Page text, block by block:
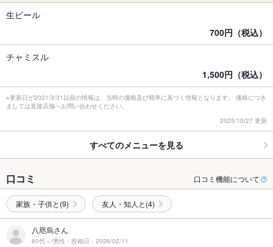
生ビール
700円（税込）
チャミスル
1,500円（税込）
※更新日が2021/3/31以前の情報は、当時の価格及び税率に基づく情報となります。 価格につき
ましては直接店舗へお問い合わせください。
2025/10/27 更新
すべてのメニューを見る
口コミ 口コミ機能について
家族・子供と(9) 友人・知人と(4)
八咫烏さん
60代～/男性・投稿日：2026/02/11